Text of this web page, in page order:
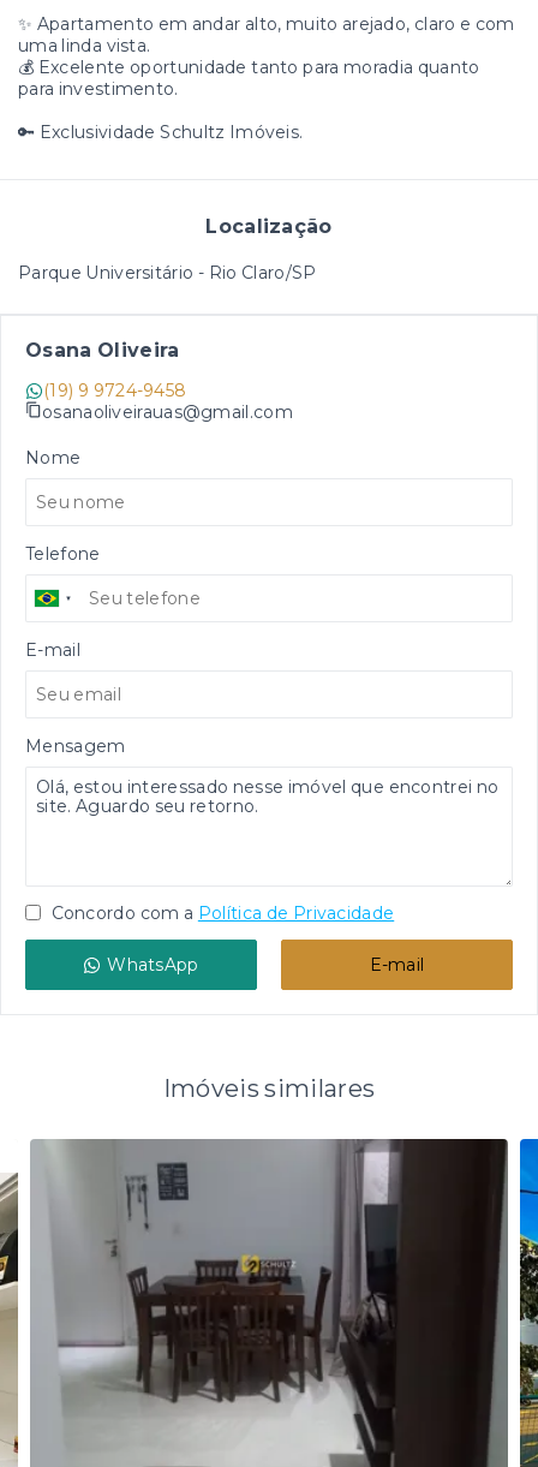
✨ Apartamento em andar alto, muito arejado, claro e com
uma linda vista.
💰 Excelente oportunidade tanto para moradia quanto
para investimento.
🔑 Exclusividade Schultz Imóveis.
Localização
Parque Universitário - Rio Claro/SP
Osana Oliveira
(19) 9 9724-9458
osanaoliveirauas@gmail.com
Nome
Telefone
E-mail
Mensagem
Concordo com a Política de Privacidade
WhatsApp E-mail
Imóveis similares